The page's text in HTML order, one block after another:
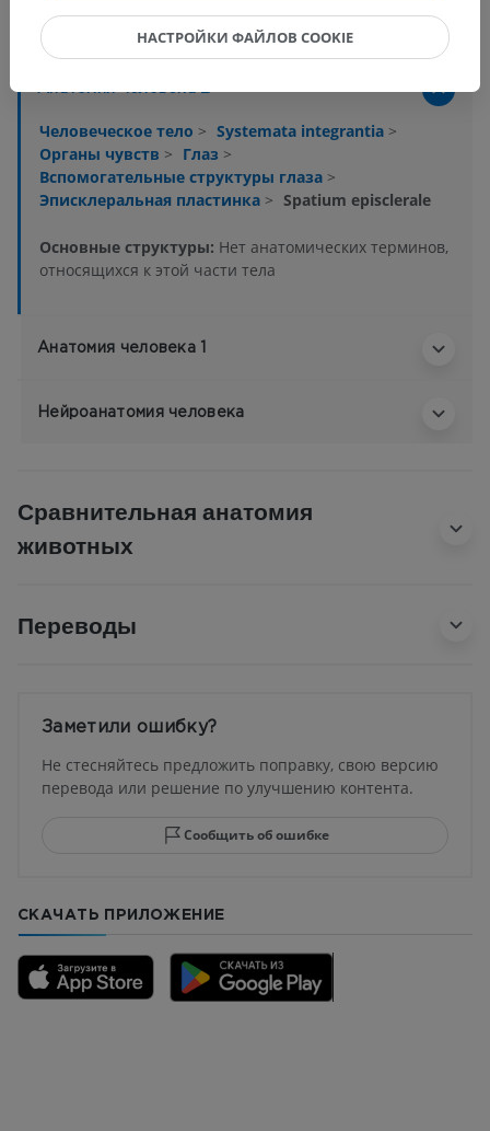
Анатомическая иерархия
Человеческое тело > Systemata integrantia >
Органы чувств > Глаз >
Вспомогательные структуры глаза >
Эписклеральная пластинка > Spatium episclerale
Основные структуры: Нет анатомических терминов,
относящихся к этой части тела
Анатомия человека 1
Нейроанатомия человека
Сравнительная анатомия
животных
Переводы
Заметили ошибку?
Не стесняйтесь предложить поправку, свою версию
перевода или решение по улучшению контента.
Сообщить об ошибке
СКАЧАТЬ ПРИЛОЖЕНИЕ
НАСТРОЙКИ ФАЙЛОВ COOKIE